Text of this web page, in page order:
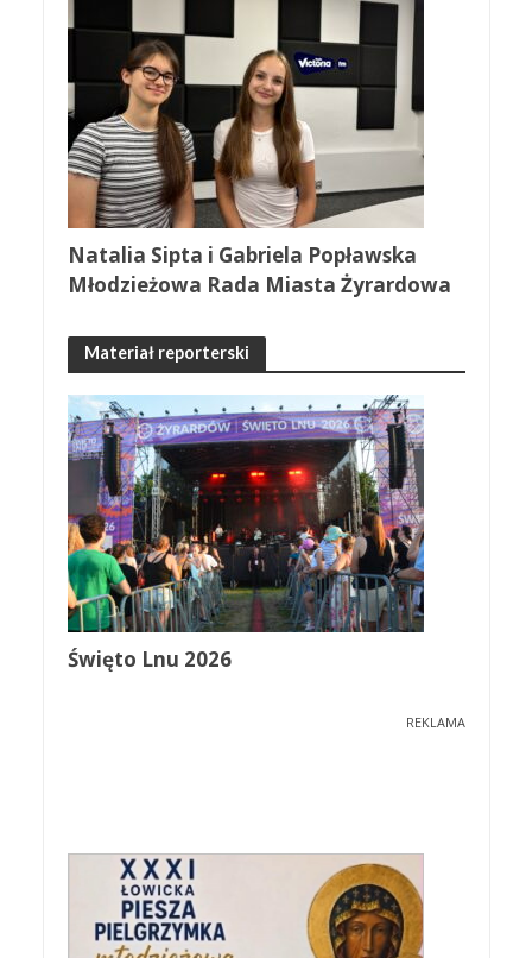
Natalia Sipta i Gabriela Popławska
Młodzieżowa Rada Miasta Żyrardowa
Materiał reporterski
Święto Lnu 2026
REKLAMA